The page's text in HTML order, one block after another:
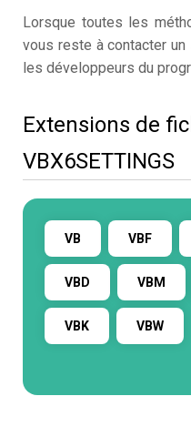
Lorsque toutes les
vous reste à contacter
les développeurs du
Extensions de
VBX6SETTINGS
VB VBF
VBD VBM
VBK VBW